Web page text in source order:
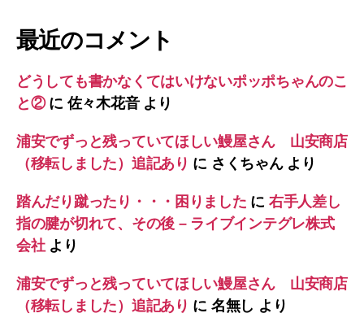
最近のコメント
どうしても書かなくてはいけないポッポちゃんのこ
と②に佐々木花音より
浦安でずっと残っていてほしい鰻屋さん 山安商店
（移転しました）追記あり に さくちゃんより
踏んだり蹴ったり・・・困りました に 右手人差し
指の腱が切れて、その後 – ライブインテグレ株式
会社より
浦安でずっと残っていてほしい鰻屋さん 山安商店
（移転しました）追記あり に 名無し より